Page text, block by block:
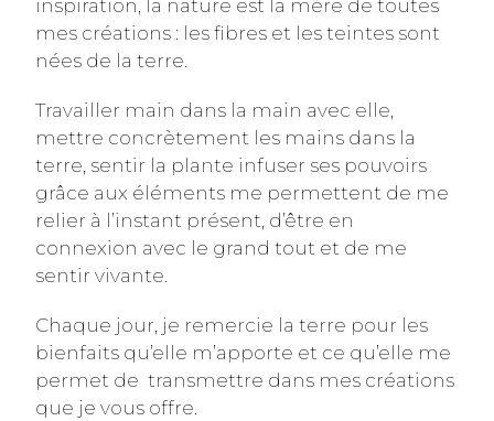
inspiration, la nature est la mère de toutes
mes créations : les fibres et les teintes sont
nées de la terre.
Travailler main dans la main avec elle,
mettre concrètement les mains dans la
terre, sentir la plante infuser ses pouvoirs
grâce aux éléments me permettent de me
relier à l’instant présent, d’être en
connexion avec le grand tout et de me
sentir vivante.
Chaque jour, je remercie la terre pour les
bienfaits qu’elle m’apporte et ce qu’elle me
permet de transmettre dans mes créations
que je vous offre.